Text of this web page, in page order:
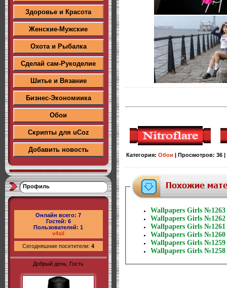
Здоровье и Красота
Женские-Мужские
Охота и Рыбалка
Сделай сам-Рукоделие
Шитье и Вязание
Бизнес-Экономиика
Обои
Скрипты для uCoz
Добавить новость
Профиль
Онлайн всего: 7
Гостей: 6
Пользователей: 1
v4sil
Сегодняшние посетители: 4
Добрый день, Гость
Категория: Обои Просмотров: 36|
Wallpapers Girls №1263
Wallpapers Girls №1262
Wallpapers Girls №1261
Wallpapers Girls №1260
Wallpapers Girls №1259
Wallpapers Girls №1258